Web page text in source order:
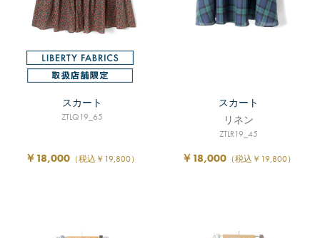
スカート
ZTLQ19_65
￥18,000（税込￥19,800）
スカート
リネン
ZTLR19_45
￥18,000（税込￥19,800）